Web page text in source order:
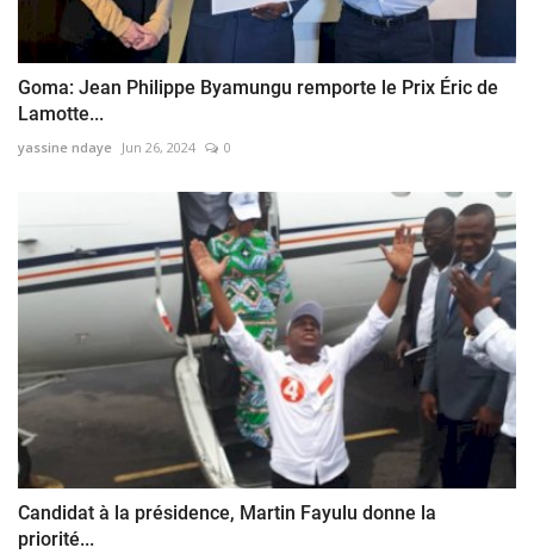
Goma: Jean Philippe Byamungu remporte le Prix Éric de
Lamotte...
yassine ndaye Jun 26, 2024 0
Candidat à la présidence, Martin Fayulu donne la
priorité...